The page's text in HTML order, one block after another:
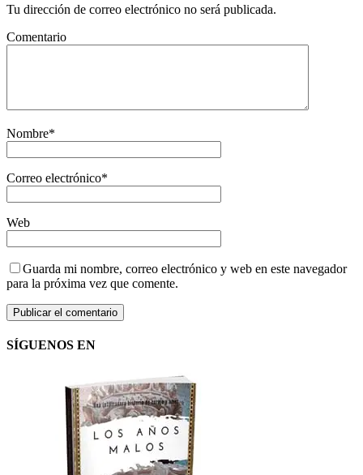
Tu dirección de correo electrónico no será publicada.
Comentario
Nombre*
Correo electrónico*
Web
Guarda mi nombre, correo electrónico y web en este navegador
para la próxima vez que comente.
SÍGUENOS EN